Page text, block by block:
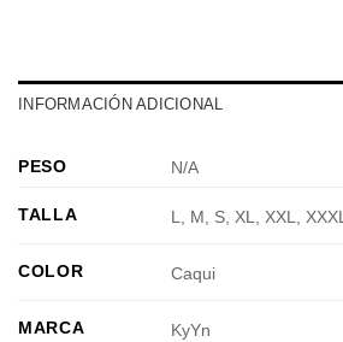
INFORMACIÓN ADICIONAL
PESO N/A
TALLA L, M, S, XL, XXL, XXXL
COLOR Caqui
MARCA KyYn